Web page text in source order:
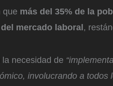
que más del 35% de la
mercado laboral,
necesidad de
involucrando a todos